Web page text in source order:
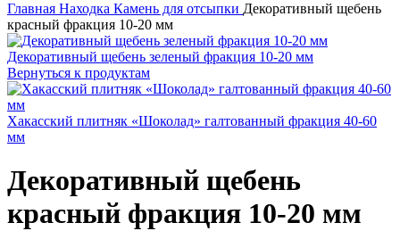
Главная Находка Камень для отсыпки Декоративный щебень
красный фракция 10-20 мм
Декоративный щебень зеленый фракция 10-20 мм
Вернуться к продуктам
Хакасский плитняк «Шоколад» галтованный фракция 40-60
мм
Декоративный щебень
красный фракция 10-20 мм